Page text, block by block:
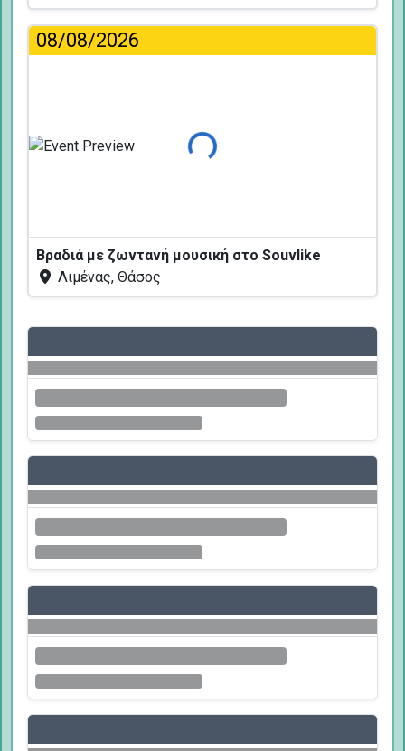
08/08/2026
Φόρτωση...
Βραδιά με ζωντανή μουσική στο Souvlike
Λιμένας, Θάσος